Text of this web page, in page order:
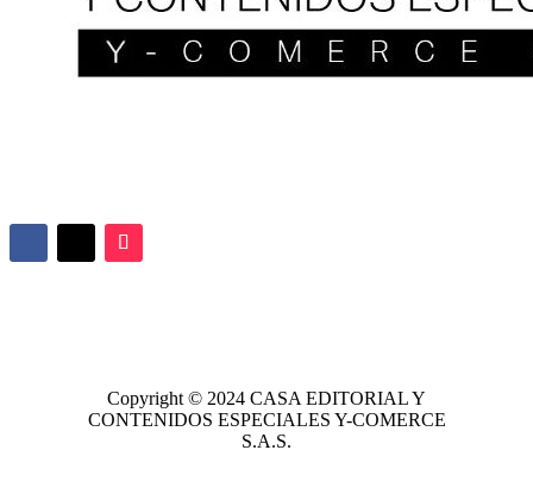
Copyright © 2024 CASA EDITORIALY
CONTENIDOS ESPECIALES Y-COMERCE
S.A.S.